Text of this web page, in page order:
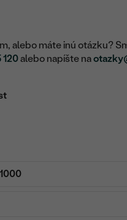
alebo máte inú otázku?
120alebo napíšte na